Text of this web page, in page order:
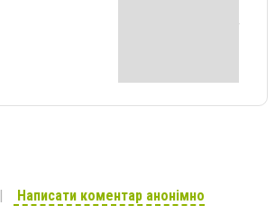
Написати коментар анонімно